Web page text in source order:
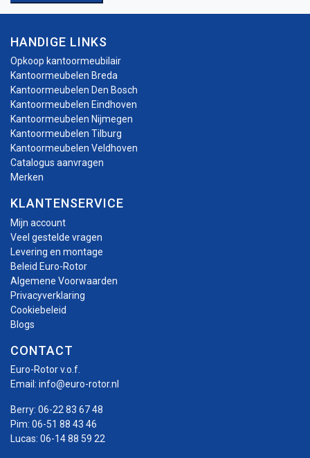
HANDIGE LINKS
Opkoop kantoormeubilair
Kantoormeubelen Breda
Kantoormeubelen Den Bosch
Kantoormeubelen Eindhoven
Kantoormeubelen Nijmegen
Kantoormeubelen Tilburg
Kantoormeubelen Veldhoven
Catalogus aanvragen
Merken
KLANTENSERVICE
Mijn account
Veel gestelde vragen
Levering en montage
Beleid Euro-Rotor
Algemene Voorwaarden
Privacyverklaring
Cookiebeleid
Blogs
CONTACT
Euro-Rotor v.o.f.
Email: info@euro-rotor.nl
Berry: 06-22 83 67 48
Pim: 06-51 88 43 46
Lucas: 06-14 88 59 22